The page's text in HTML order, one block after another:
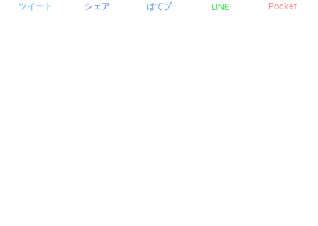
ツイート シェア はてブ LINE Pocket